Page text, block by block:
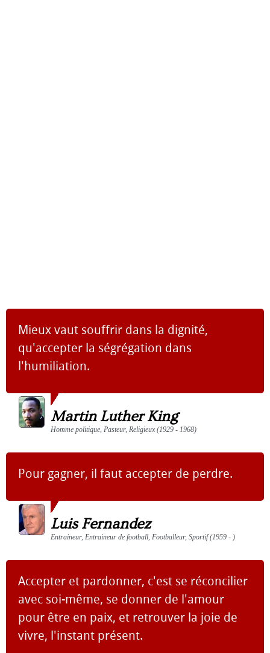
Mieux vaut souffrir dans la dignité,
qu'accepter la ségrégation dans
l'humiliation.
Martin Luther King
Homme politique, Pasteur, Religieux (1929 - 1968)
Pour gagner, il faut accepter de perdre.
Luis Fernandez
Entraineur, Entraineur de football, Footballeur, Sportif (1959 - )
Accepter et pardonner, c'est se réconcilier
avec soi-même, se donner de l'amour
pour être en paix, et retrouver la joie de
vivre, l'instant présent.